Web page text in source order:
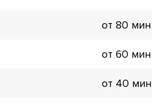
от 80 мин
от 60 мин
от 40 мин